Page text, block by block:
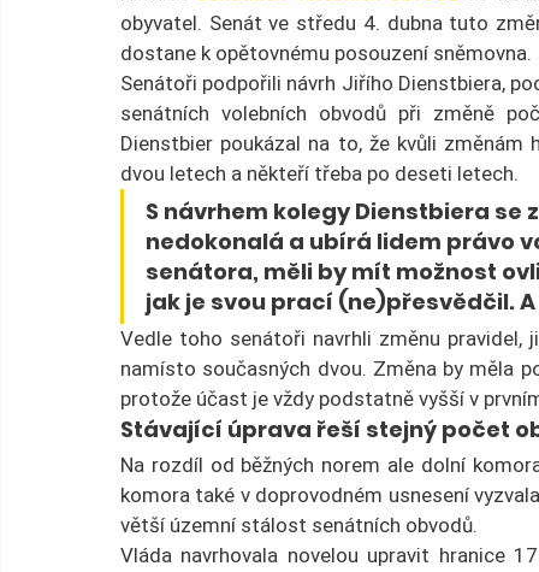
obyvatel. Senát ve středu 4. dubna tuto
dostane k opětovnému posouzení sněmovna.
Senátoři podpořili návrh Jiřího Dienstbiera,
senátních volebních obvodů při změně
Dienstbier poukázal na to, že kvůli
dvou letech a někteří třeba po deseti letech.
S návrhem kolegy Dienstbiera
nedokonalá a ubírá lidem právo
senátora, měli by mít možnost
jak je svou prací (ne)přesvědčil.
Vedle toho senátoři navrhli změnu
namísto současných dvou. Změna by měla
protože účast je vždy podstatně vyšší v
Stávající úprava řeší stejný počet
Na rozdíl od běžných norem ale dolní
komora také v doprovodném usnesení
větší územní stálost senátních obvodů.
Vláda navrhovala novelou upravit hranice